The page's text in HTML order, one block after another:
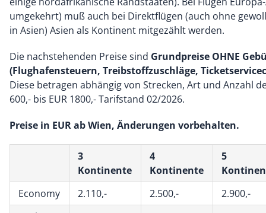
umgekehrt) muß auch bei Direktflügen (auch ohne
in Asien) Asien als Kontinent mitgezählt werden.
Die nachstehenden Preise sind Grundpreise OHNE
(Flughafensteuern, Treibstoffzuschläge,
Diese betragen abhängig von Strecken, Art und Anzahl
600,- bis EUR 1800,- Tarifstand 02/2026.
Preise in EUR ab Wien, Änderungen vorbehalten.
3
Kontinente
4
Kontinente
5
Economy
2.110,- 2.500,-
2.900,-